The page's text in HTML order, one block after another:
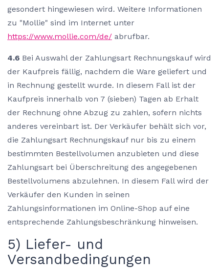
gesondert hingewiesen wird. Weitere Informationen
zu "Mollie" sind im Internet unter
https://www.mollie.com/de/ abrufbar.
4.6 Bei Auswahl der Zahlungsart Rechnungskauf wird
der Kaufpreis fällig, nachdem die Ware geliefert und
in Rechnung gestellt wurde. In diesem Fall ist der
Kaufpreis innerhalb von 7 (sieben) Tagen ab Erhalt
der Rechnung ohne Abzug zu zahlen, sofern nichts
anderes vereinbart ist. Der Verkäufer behält sich vor,
die Zahlungsart Rechnungskauf nur bis zu einem
bestimmten Bestellvolumen anzubieten und diese
Zahlungsart bei Überschreitung des angegebenen
Bestellvolumens abzulehnen. In diesem Fall wird der
Verkäufer den Kunden in seinen
Zahlungsinformationen im Online-Shop auf eine
entsprechende Zahlungsbeschränkung hinweisen.
5) Liefer- und
Versandbedingungen